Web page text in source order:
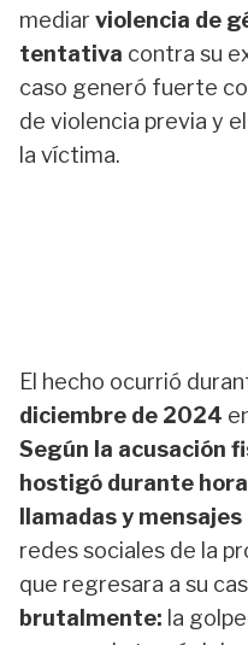
mediar violencia de
tentativa contra su
caso generó fuerte
de violencia previa y
la víctima.
El hecho ocurrió
diciembre de 2024
Según la acusación
hostigó durante
llamadas y mensajes
redes sociales de la
que regresara a su
brutalmente: la